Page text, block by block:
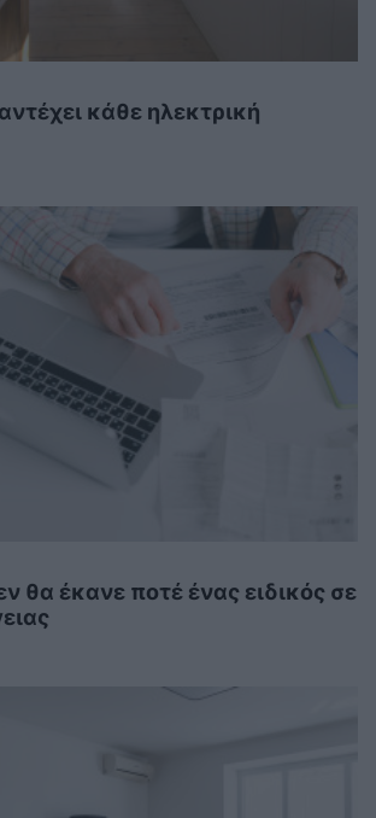
κάθε ηλεκτρική
θα έκανε ποτέ ένας ειδικός σε